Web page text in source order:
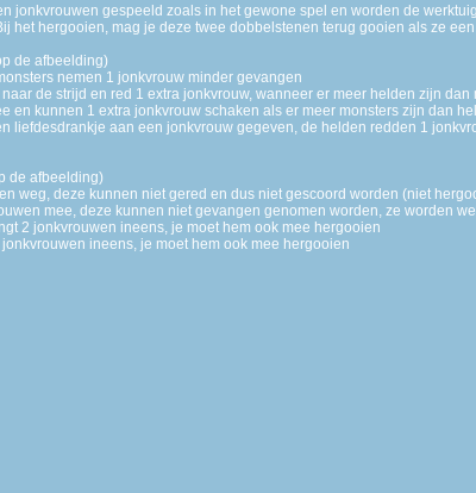
jonkvrouwen gespeeld zoals in het gewone spel en worden de
het hergooien, mag je deze twee dobbelstenen terug gooien als ze een
de afbeelding)
nemen 1 jonkvrouw minder gevangen
de strijd en red 1 extra jonkvrouw, wanneer er meer helden zijn dan
en kunnen 1 extra jonkvrouw schaken als er meer monsters zijn dan
liefdesdrankje aan een jonkvrouw gegeven, de helden redden 1
de afbeelding)
weg, deze kunnen niet gered en dus niet gescoord worden (niet
mee, deze kunnen niet gevangen genomen worden, ze worden
2 jonkvrouwen ineens, je moet hem ook mee hergooien
ineens, je moet hem ook mee hergooien